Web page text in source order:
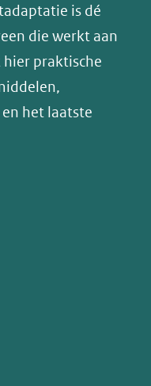
is dé
die werkt aan
praktische
het laatste